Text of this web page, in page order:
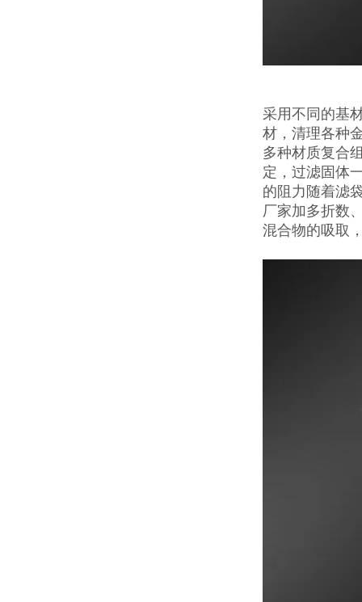
采用不同的基
材，清理各种
多种材质复合
定，过滤固体
的阻力随着滤
厂家加多折数
混合物的吸取